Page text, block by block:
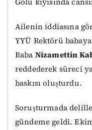
Ailenin iddiasına
YYÜ Rektörü
Baba Nizamettin
reddederek süreci
baskısı oluşturdu.
Soruşturmada
gündeme geldi.